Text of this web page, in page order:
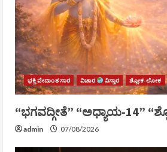
ಭಕ್ತಿ ವೇದಾಂತ ಸಾರ ವಿಚಾರ ವಿಸ್ತಾರ ಶ್ಲೋಕ-ಲೋಕ
“ಭಗವದ್ಗೀತೆ” “ಅಧ್ಯಾಯ-14”
admin 07/08/2026